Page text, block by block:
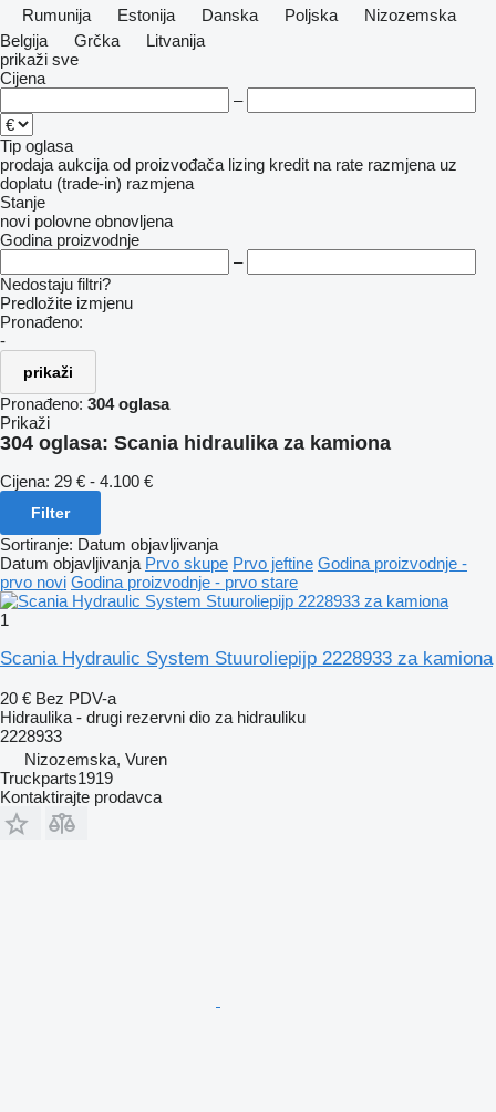
Rumunija
Estonija Danska Poljska
Nizozemska
Belgija
Grčka
Litvanija
prikaži sve
Cijena
–
Tip oglasa
prodaja aukcija od proizvođača lizing kredit na rate razmjena uz
doplatu (trade-in) razmjena
Stanje
novi polovne obnovljena
Godina proizvodnje
–
Nedostaju filtri?
Predložite izmjenu
Pronađeno:
-
prikaži
Pronađeno: 304 oglasa
Prikaži
304 oglasa: Scania hidraulika za kamiona
Cijena: 29 € - 4.100 €
Filter
Sortiranje: Datum objavljivanja
Datum objavljivanja Prvo skupe Prvo jeftine Godina proizvodnje -
prvo novi Godina proizvodnje - prvo stare
1
Scania Hydraulic System Stuuroliepijp 2228933 za kamiona
20 € Bez PDV-a
Hidraulika - drugi rezervni dio za hidrauliku
2228933
Nizozemska, Vuren
Truckparts1919
Kontaktirajte prodavca